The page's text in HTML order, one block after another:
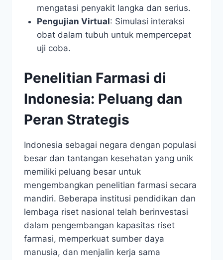
mengatasi penyakit langka dan serius.
Pengujian Virtual: Simulasi interaksi
obat dalam tubuh untuk mempercepat
uji coba.
Penelitian Farmasi di
Indonesia: Peluang dan
Peran Strategis
Indonesia sebagai negara dengan populasi
besar dan tantangan kesehatan yang unik
memiliki peluang besar untuk
mengembangkan penelitian farmasi secara
mandiri. Beberapa institusi pendidikan dan
lembaga riset nasional telah berinvestasi
dalam pengembangan kapasitas riset
farmasi, memperkuat sumber daya
manusia, dan menjalin kerja sama